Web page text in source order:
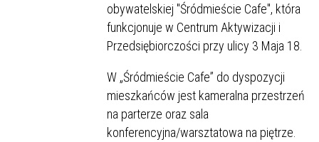
obywatelskiej "Śródmieście Cafe", która
funkcjonuje w Centrum Aktywizacji i
Przedsiębiorczości przy ulicy 3 Maja 18.
W „Śródmieście Cafe” do dyspozycji
mieszkańców jest kameralna przestrzeń
na parterze oraz sala
konferencyjna/warsztatowa na piętrze.